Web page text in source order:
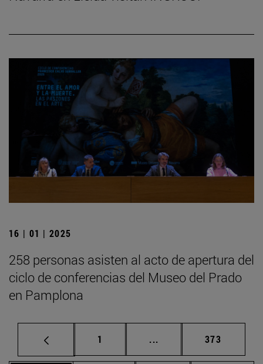
16 | 01 | 2025
258 personas asisten al acto de apertura del
ciclo de conferencias del Museo del Prado
en Pamplona
Página
1 ... Páginas intermedias
Página
373